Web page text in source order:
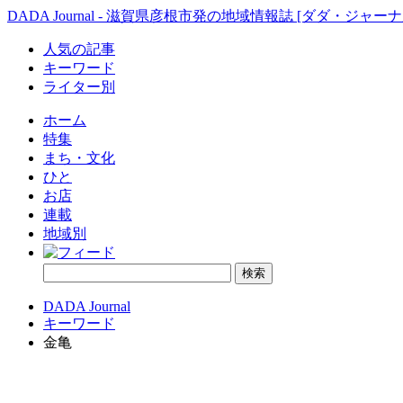
DADA Journal - 滋賀県彦根市発の地域情報誌 [ダダ・ジャー
人気の記事
キーワード
ライター別
ホーム
特集
まち・文化
ひと
お店
連載
地域別
DADA Journal
キーワード
金亀